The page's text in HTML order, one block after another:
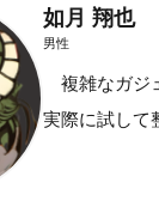
如月 翔也
男性
複雑なガジ
実際に試して